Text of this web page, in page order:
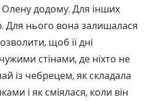
додому. Для інших
Для нього вона залишалася
щоб її дні
стінами, де ніхто не
із чебрецем, як складала
і як сміялася, коли він